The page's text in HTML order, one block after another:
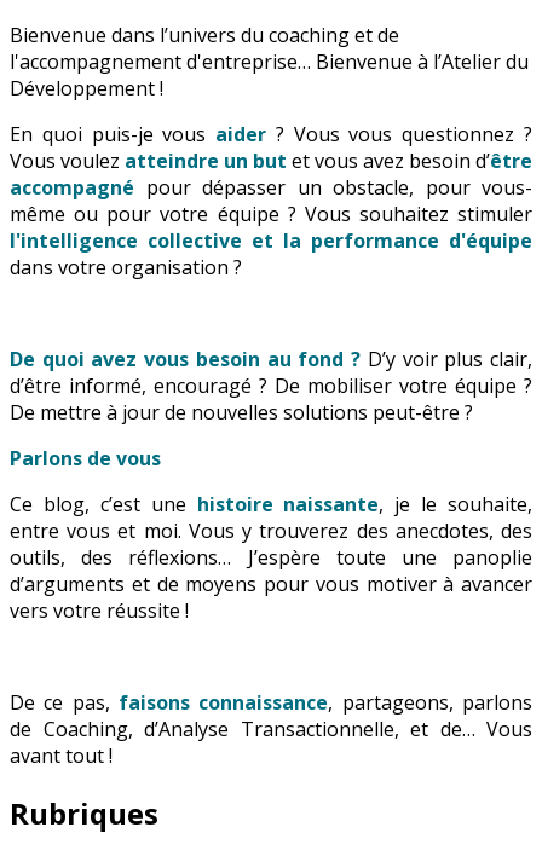
Bienvenue dans l’univers du coaching et de
l'accompagnement d'entreprise… Bienvenue à l’Atelier du
Développement !
En quoi puis-je vous aider ? Vous vous questionnez ?
Vous voulez atteindre un but et vous avez besoin d’être
accompagné pour dépasser un obstacle, pour vous-
même ou pour votre équipe ? Vous souhaitez stimuler
l'intelligence collective et la performance d'équipe
dans votre organisation ?
De quoi avez vous besoin au fond ? D’y voir plus clair,
d’être informé, encouragé ? De mobiliser votre équipe ?
De mettre à jour de nouvelles solutions peut-être ?
Parlons de vous
Ce blog, c’est une histoire naissante, je le souhaite,
entre vous et moi. Vous y trouverez des anecdotes, des
outils, des réflexions… J’espère toute une panoplie
d’arguments et de moyens pour vous motiver à avancer
vers votre réussite !
De ce pas, faisons connaissance, partageons, parlons
de Coaching, d’Analyse Transactionnelle, et de… Vous
avant tout !
Rubriques